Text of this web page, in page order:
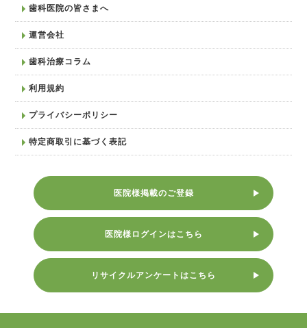
歯科医院の皆さまへ
運営会社
歯科治療コラム
利用規約
プライバシーポリシー
特定商取引に基づく表記
医院様掲載のご登録
医院様ログインはこちら
リサイクルアンケートはこちら